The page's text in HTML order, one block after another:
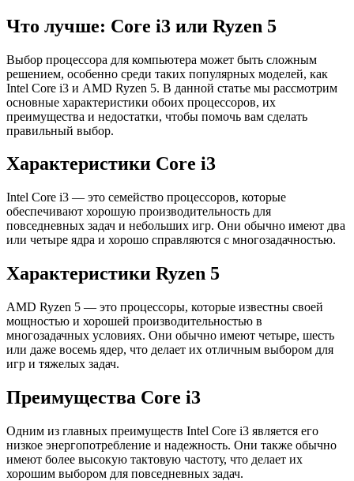
Что лучше: Core i3 или Ryzen 5
Выбор процессора для компьютера может быть сложным
решением, особенно среди таких популярных моделей, как
Intel Core i3 и AMD Ryzen 5. В данной статье мы рассмотрим
основные характеристики обоих процессоров, их
преимущества и недостатки, чтобы помочь вам сделать
правильный выбор.
Характеристики Core i3
Intel Core i3 — это семейство процессоров, которые
обеспечивают хорошую производительность для
повседневных задач и небольших игр. Они обычно имеют два
или четыре ядра и хорошо справляются с многозадачностью.
Характеристики Ryzen 5
AMD Ryzen 5 — это процессоры, которые известны своей
мощностью и хорошей производительностью в
многозадачных условиях. Они обычно имеют четыре, шесть
или даже восемь ядер, что делает их отличным выбором для
игр и тяжелых задач.
Преимущества Core i3
Одним из главных преимуществ Intel Core i3 является его
низкое энергопотребление и надежность. Они также обычно
имеют более высокую тактовую частоту, что делает их
хорошим выбором для повседневных задач.